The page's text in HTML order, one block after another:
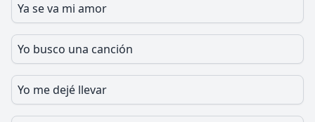
Ya se va mi amor
Yo busco una canción
Yo me dejé llevar